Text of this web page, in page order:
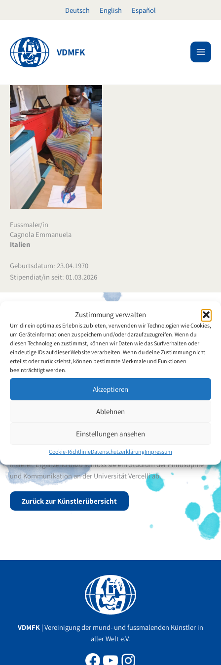
Zustimmung verwalten
Um dir ein optimales Erlebnis zu bieten, verwenden wir Technologien wie Cookies,
um Geräteinformationen zu speichern und/oder darauf zuzugreifen. Wenn du
diesen Technologien zustimmst, können wir Daten wie das Surfverhalten oder
eindeutige IDs auf dieser Website verarbeiten. Wenn du deine Zustimmung nicht
erteilst oder zurückziehst, können bestimmte Merkmale und Funktionen
beeinträchtigt werden.
Akzeptieren
Ablehnen
Einstellungen ansehen
Cookie-RichtlinieDatenschutzerklärungImpressum
Deutsch English Español
VDMFK
Fussmaler/in
Cagnola Emmanuela
Italien
Geburtsdatum: 23.04.1970
Stipendiat/in seit: 01.03.2026
Emmanuela Cagnola wurde am 23. April 1970 in Kitgum, Uganda,
ohne Arme geboren. Sie wurde in ihrer Kindheit von der Familie
Cagnola adoptiert und lebt seither in Pettenasco am Ortasee. Nach
dem Abschluss am linguistischen Gymnasium Cozzano absolvierte
sie ein einjähriges regionales Modediplom in Alessandria.
Anschliessend studierte sie Modedesign an der Polimoda in
Florenz, wo sie ein dreijähriges Aufbaustudium abschloss. Ihre
Arbeiten sind geprägt von afrikanischen Einflüssen und zeichnen
interessiert sie sich seit jeher für Malerei. Sie besuchte Kurse zur
Entwicklung von Kleidungsprototypen direkt an
Schaufensterpuppen sowie verschiedene Workshops zur kreativen
Malerei. Ergänzend dazu schloss sie ein Studium der Philosophie
und Kommunikation an der Universität Vercelli ab.
Zurück zur Künstlerübersicht
VDMFK | Vereinigung der mund- und fussmalenden Künstler in
aller Welt e.V.
Facebook
YouTube
Instagram